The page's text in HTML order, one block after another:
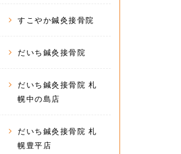
すこやか鍼灸接骨院
だいち鍼灸接骨院
だいち鍼灸接骨院 札
幌中の島店
だいち鍼灸接骨院 札
幌豊平店